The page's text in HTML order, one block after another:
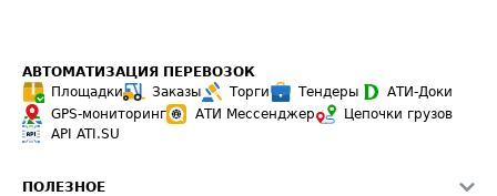
АВТОМАТИЗАЦИЯ ПЕРЕВОЗОК
Площадки
Заказы Торги Тендеры
АТИ-Доки
GPS-мониторинг
АТИ Мессенджер
Цепочки грузов
API ATI.SU
ПОЛЕЗНОЕ